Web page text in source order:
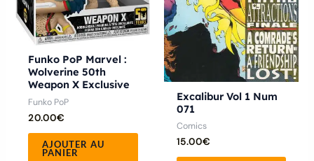
Funko PoP Marvel :
Wolverine 50th
Weapon X Exclusive
Funko PoP
20.00€
AJOUTER AU
PANIER
Excalibur Vol 1 Num
071
Comics
15.00€
être
sur
la